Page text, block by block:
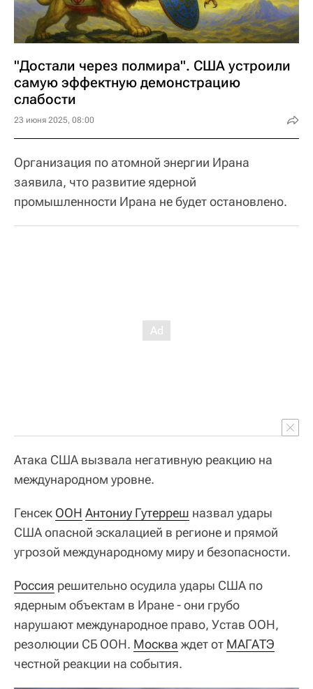
"Достали через полмира". США устроили
самую эффектную демонстрацию
слабости
23 июня 2025, 08:00
Организация по атомной энергии Ирана
заявила, что развитие ядерной
промышленности Ирана не будет остановлено.
Атака США вызвала негативную реакцию на
международном уровне.
Генсек ООН Антониу Гутерреш назвал удары
США опасной эскалацией в регионе и прямой
угрозой международному миру и безопасности.
Россия решительно осудила удары США по
ядерным объектам в Иране - они грубо
нарушают международное право, Устав ООН,
резолюции СБ ООН. Москва ждет от МАГАТЭ
честной реакции на события.